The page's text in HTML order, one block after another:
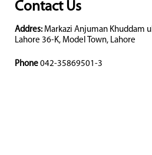
Contact Us
Addres: Markazi Anjuman Khuddam
Lahore 36-K, Model Town, Lahore
Phone 042-35869501-3